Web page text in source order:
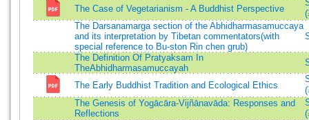
The Case of Vegetarianism - A Buddhist Perspective
The Darsanamarga section of the Abhidharmasamuccaya
and its interpretation by Tibetan commentators(with
special reference to Bu-ston Rin chen grub)
The Definition Of Pratyaksam In
TheAbhidharmasamuccayah
The Early Buddhist Tradition and Ecological Ethics
The Genesis of Yogācāra-Vijñānavāda: Responses and
Reflections